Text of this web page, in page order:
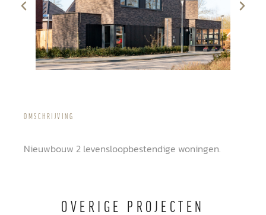
OMSCHRIJVING
Nieuwbouw 2 levensloopbestendige woningen.
OVERIGE PROJECTEN